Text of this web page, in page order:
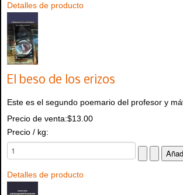
Detalles de producto
El beso de los erizos
Este es el segundo poemario del profesor y
Precio de venta:$13.00
Precio / kg:
Detalles de producto